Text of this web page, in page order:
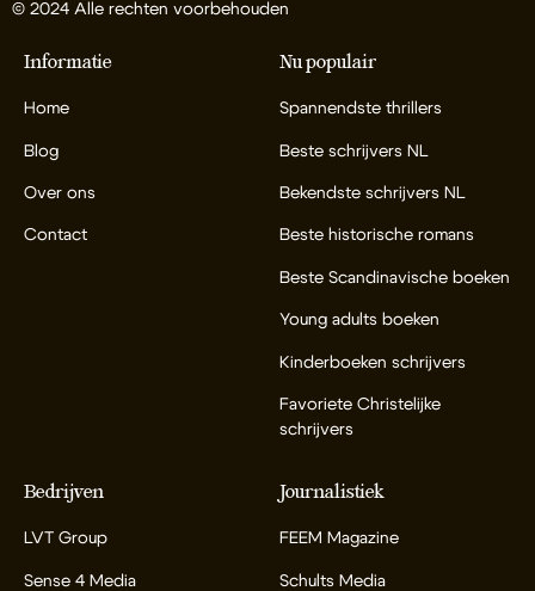
© 2024 Alle rechten voorbehouden
Informatie
Home
Blog
Over ons
Contact
Nu populair
Spannendste thrillers
Beste schrijvers NL
Bekendste schrijvers NL
Beste historische romans
Beste Scandinavische boeken
Young adults boeken
Kinderboeken schrijvers
Favoriete Christelijke
schrijvers
Bedrijven
LVT Group
Sense 4 Media
Journalistiek
FEEM Magazine
Schults Media